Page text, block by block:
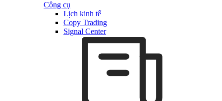
Công cụ
Lịch kinh tế
Copy Trading
Signal Center